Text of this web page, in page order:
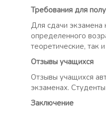
Требования для
Для сдачи экзамена
определенного
теоретические, так
Отзывы учащихся
Отзывы учащихся
экзаменах.
Заключение